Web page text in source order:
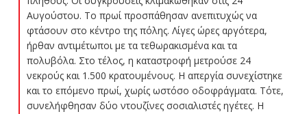
Αυγούστου. Το πρωί προσπάθησαν ανεπιτυχώς να
φτάσουν στο κέντρο της πόλης. Λίγες ώρες αργότερα,
ήρθαν αντιμέτωποι με τα τεθωρακισμένα και τα
πολυβόλα. Στο τέλος, η καταστροφή μετρούσε 24
νεκρούς και 1.500 κρατουμένους. Η απεργία συνεχίστηκε
και το επόμενο πρωί, χωρίς ωστόσο οδοφράγματα. Τότε,
συνελήφθησαν δύο ντουζίνες σοσιαλιστές ηγέτες. Η